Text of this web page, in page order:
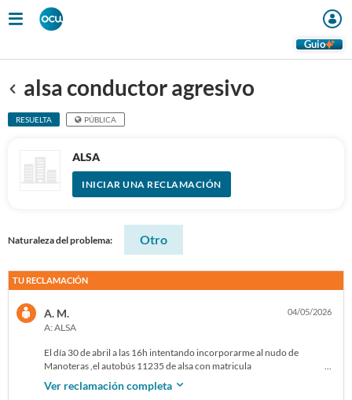
Guio
Anterior
alsa conductor agresivo
RESUELTA PÚBLICA
ALSA
INICIAR UNA RECLAMACIÓN
Naturaleza del problema: Otro
TU RECLAMACIÓN
A. M.
A: ALSA
04/05/2026
El día 30 de abril a las 16h intentando incorporarme al nudo de
Manoteras ,el autobús 11235 de alsa con matricula
8821MKX,invadió mi carril impidiendo que pudiera pasar al de mi
izquierda empujándome y hacia el muro, y pasando a pocos
Ver reclamación completa